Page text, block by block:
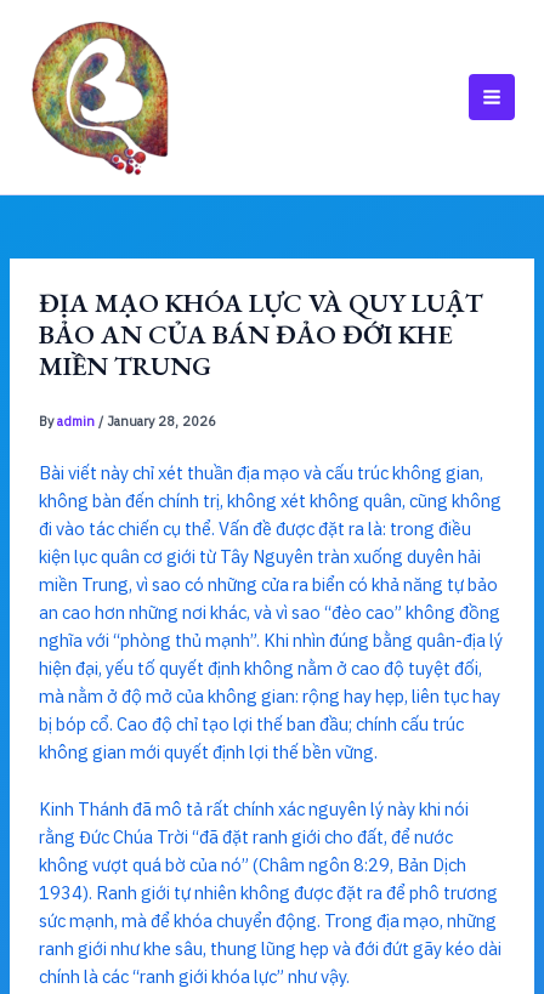
content
ĐỊA MẠO KHÓA LỰC VÀ QUY LUẬT
BẢO AN CỦA BÁN ĐẢO ĐỚI KHE
MIỀN TRUNG
Byadmin / January 28, 2026
Bài viết này chỉ xét thuần địa mạo và cấu trúc không gian,
không bàn đến chính trị, không xét không quân, cũng không
đi vào tác chiến cụ thể. Vấn đề được đặt ra là: trong điều
kiện lục quân cơ giới từ Tây Nguyên tràn xuống duyên hải
miền Trung, vì sao có những cửa ra biển có khả năng tự bảo
an cao hơn những nơi khác, và vì sao “đèo cao” không đồng
nghĩa với “phòng thủ mạnh”. Khi nhìn đúng bằng quân-địa lý
hiện đại, yếu tố quyết định không nằm ở cao độ tuyệt đối,
mà nằm ở độ mở của không gian: rộng hay hẹp, liên tục hay
bị bóp cổ. Cao độ chỉ tạo lợi thế ban đầu; chính cấu trúc
không gian mới quyết định lợi thế bền vững.
Kinh Thánh đã mô tả rất chính xác nguyên lý này khi nói
rằng Đức Chúa Trời “đã đặt ranh giới cho đất, để nước
không vượt quá bờ của nó” (Châm ngôn 8:29, Bản Dịch
1934). Ranh giới tự nhiên không được đặt ra để phô trương
sức mạnh, mà để khóa chuyển động. Trong địa mạo, những
ranh giới như khe sâu, thung lũng hẹp và đới đứt gãy kéo dài
chính là các “ranh giới khóa lực” như vậy.